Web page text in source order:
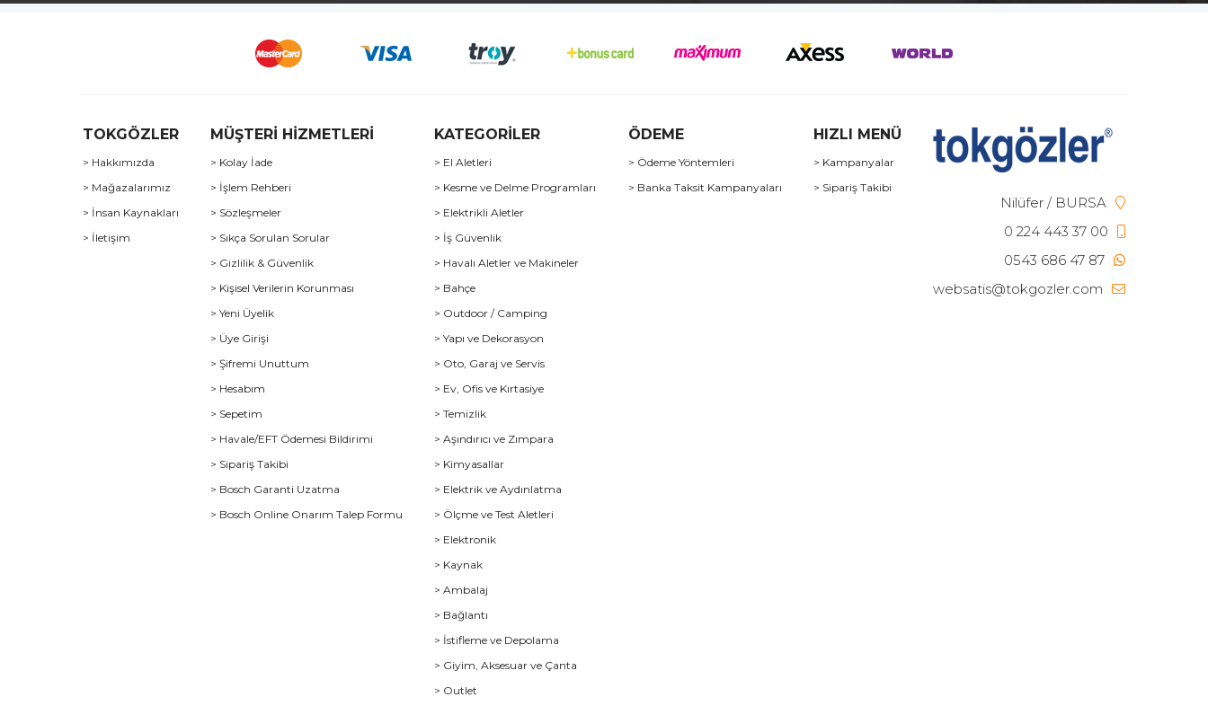
TOKGÖZLER
> Hakkımızda
> Mağazalarımız
> İnsan Kaynakları
> İletişim
MÜŞTERİ HİZMETLERİ
> Kolay İade
> İşlem Rehberi
> Sözleşmeler
> Sıkça Sorulan Sorular
> Gizlilik & Güvenlik
> Kişisel Verilerin Korunması
> Yeni Üyelik
> Üye Girişi
> Şifremi Unuttum
> Hesabım
> Sepetim
> Havale/EFT Ödemesi Bildirimi
> Sipariş Takibi
> Bosch Garanti Uzatma
> Bosch Online Onarım Talep Formu
KATEGORİLER
> El Aletleri
> Kesme ve Delme Programları
> Elektrikli Aletler
> İş Güvenlik
> Havalı Aletler ve Makineler
> Bahçe
> Outdoor / Camping
> Yapı ve Dekorasyon
> Oto, Garaj ve Servis
> Ev, Ofis ve Kırtasiye
> Temizlik
> Aşındırıcı ve Zımpara
> Kimyasallar
> Elektrik ve Aydınlatma
> Ölçme ve Test Aletleri
> Elektronik
> Kaynak
> Ambalaj
> Bağlantı
> İstifleme ve Depolama
> Giyim, Aksesuar ve Çanta
> Outlet
ÖDEME
> Ödeme Yöntemleri
> Banka Taksit Kampanyaları
HIZLI MENÜ
> Kampanyalar
> Sipariş Takibi
Nilüfer / BURSA
0 224 443 37 00
0543 686 47 87
websatis@tokgozler.com